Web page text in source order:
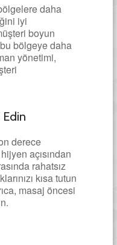
daha
iyi
boyun
bölgeye daha
yönetimi,
derece
açısından
rahatsız
kısa tutun
masaj öncesi